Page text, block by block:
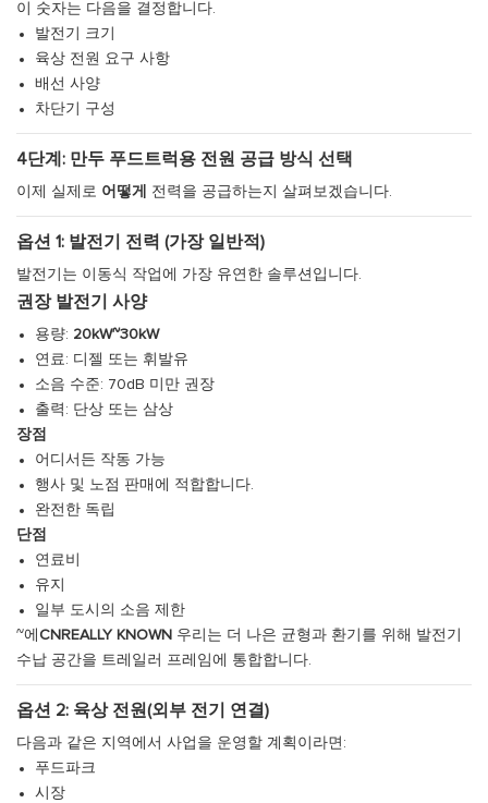
이 숫자는 다음을 결정합니다.
발전기 크기
육상 전원 요구 사항
배선 사양
차단기 구성
4단계: 만두 푸드트럭용 전원 공급 방식 선택
이제 실제로 어떻게 전력을 공급하는지 살펴보겠습니다.
옵션 1: 발전기 전력 (가장 일반적)
발전기는 이동식 작업에 가장 유연한 솔루션입니다.
권장 발전기 사양
용량: 20kW~30kW
연료: 디젤 또는 휘발유
소음 수준: 70dB 미만 권장
출력: 단상 또는 삼상
장점
어디서든 작동 가능
행사 및 노점 판매에 적합합니다.
완전한 독립
단점
연료비
유지
일부 도시의 소음 제한
~에 CNREALLY KNOWN 우리는 더 나은 균형과 환기를 위해 발전기
수납 공간을 트레일러 프레임에 통합합니다.
옵션 2: 육상 전원(외부 전기 연결)
다음과 같은 지역에서 사업을 운영할 계획이라면:
푸드파크
시장